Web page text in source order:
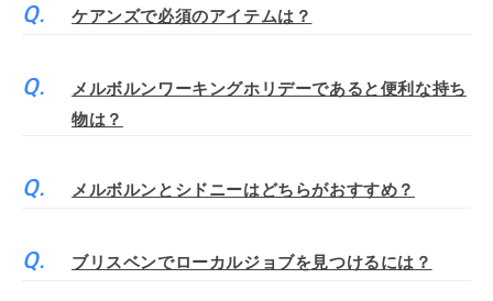
ケアンズで必須のアイテムは？
メルボルンワーキングホリデーであると便利な持ち
物は？
メルボルンとシドニーはどちらがおすすめ？
ブリスベンでローカルジョブを見つけるには？